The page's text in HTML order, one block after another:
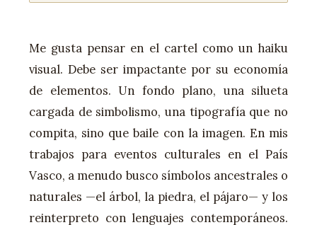
Me gusta pensar en el cartel como un haiku
visual. Debe ser impactante por su economía
de elementos. Un fondo plano, una silueta
cargada de simbolismo, una tipografía que no
compita, sino que baile con la imagen. En mis
trabajos para eventos culturales en el País
Vasco, a menudo busco símbolos ancestrales o
naturales —el árbol, la piedra, el pájaro— y los
reinterpreto con lenguajes contemporáneos.